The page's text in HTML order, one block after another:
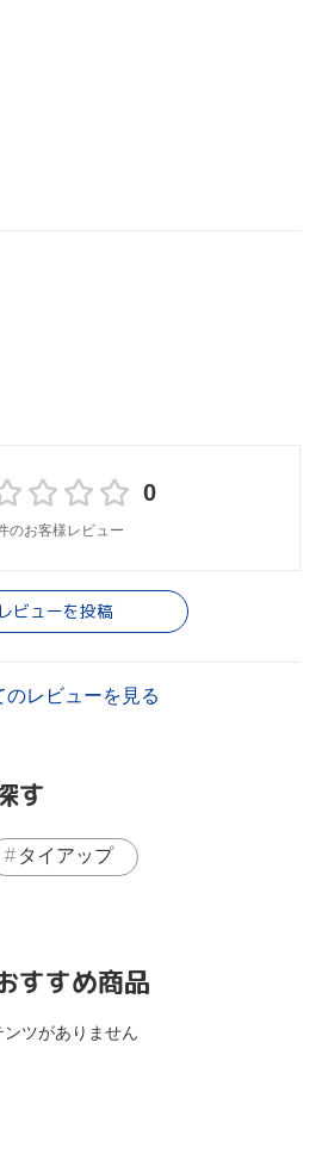
0
のお客様レビュー
レビューを投稿
のレビューを見る
す
タイアップ
すすめ商品
ツがありません